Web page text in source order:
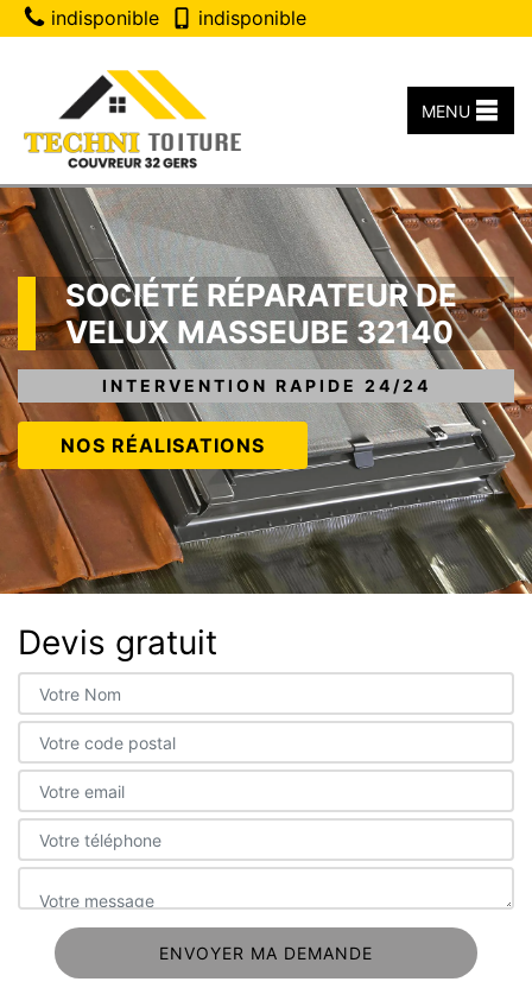
indisponible indisponible
MENU
SOCIÉTÉ RÉPARATEUR DE
VELUX MASSEUBE 32140
INTERVENTION RAPIDE 24/24
NOS RÉALISATIONS
Devis gratuit